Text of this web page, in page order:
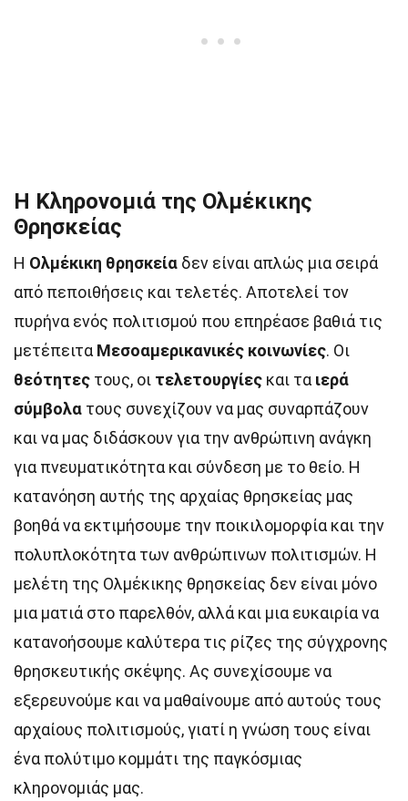
Η Κληρονομιά της Ολμέκικης
Θρησκείας
Η Ολμέκικη θρησκεία δεν είναι απλώς μια σειρά
από πεποιθήσεις και τελετές. Αποτελεί τον
πυρήνα ενός πολιτισμού που επηρέασε βαθιά τις
μετέπειτα Μεσοαμερικανικές κοινωνίες. Οι
θεότητες τους, οι τελετουργίες και τα ιερά
σύμβολα τους συνεχίζουν να μας συναρπάζουν
και να μας διδάσκουν για την ανθρώπινη ανάγκη
για πνευματικότητα και σύνδεση με το θείο. Η
κατανόηση αυτής της αρχαίας θρησκείας μας
βοηθά να εκτιμήσουμε την ποικιλομορφία και την
πολυπλοκότητα των ανθρώπινων πολιτισμών. Η
μελέτη της Ολμέκικης θρησκείας δεν είναι μόνο
μια ματιά στο παρελθόν, αλλά και μια ευκαιρία να
κατανοήσουμε καλύτερα τις ρίζες της σύγχρονης
θρησκευτικής σκέψης. Ας συνεχίσουμε να
εξερευνούμε και να μαθαίνουμε από αυτούς τους
αρχαίους πολιτισμούς, γιατί η γνώση τους είναι
ένα πολύτιμο κομμάτι της παγκόσμιας
κληρονομιάς μας.